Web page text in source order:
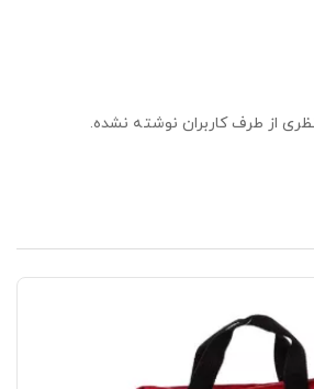
از طرف کاربران نوشته نشده.